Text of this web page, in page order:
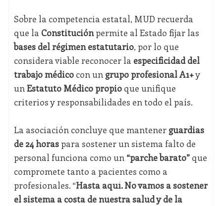
Sobre la competencia estatal, MUD recuerda
que la Constituciónpermite al Estado fijar las
bases del régimen estatutario, por lo que
considera viable reconocer la especificidad del
trabajo médicocon un grupo profesional A1+y
unEstatuto Médico propioque unifique
criterios y responsabilidades en todo el país.
La asociación concluye que mantener guardias
de 24 horaspara sostener un sistema falto de
personal funciona como un “parche barato”que
compromete tanto a pacientes como a
profesionales. “Hasta aquí. No vamos a sostener
el sistema a costa de nuestra salud y de la